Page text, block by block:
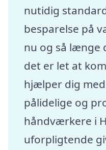
nutidig
besparelse på
nu og så længe
det er let at
hjælper dig
pålidelige og
håndværkere i
uforpligtende